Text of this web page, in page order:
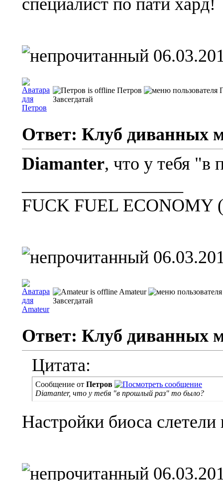
специалист по пати хард!
Петров
Завсегдатай
Ответ: Клуб диванных
Diamanter, что у тебя "в
FUCK FUEL ECONOMY
Amateur
Завсегдатай
Ответ: Клуб диванных
Цитата:
Сообщение от Петров
Diamanter, что у тебя "в прошлый раз" то было?
Настройки биоса